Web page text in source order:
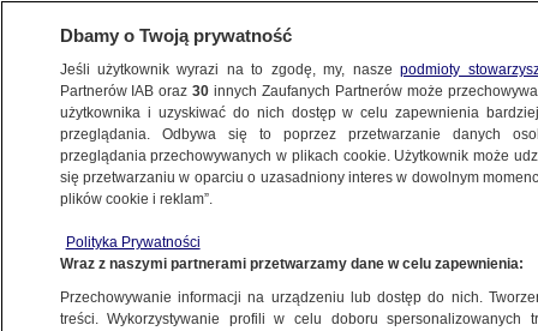
ŚWIAT
konkurentom
2.06.2009, 16:32Aktualizacja: 2.06.2009, 17:10
Dbamy o Twoją prywatność
Jeśli użytkownik wyrazi na to zgodę, my, naszepodmioty
Partnerów IAB oraz30 innych Zaufanych Partnerów może
użytkownika i uzyskiwać do nich dostęp w celu zapewnienia
przeglądania. Odbywa się to poprzez przetwarzanie danych
przeglądania przechowywanych w plikach cookie. Użytkownik może
się przetwarzaniu w oparciu o uzasadniony interes w dowolnym
plików cookie i reklam”.
Polityka Prywatności
Wraz z naszymi partnerami przetwarzamy dane w celu zapewnienia:
Przechowywanie informacji na urządzeniu lub dostęp do nich.
treści. Wykorzystywanie profili w celu doboru spersonalizowanych